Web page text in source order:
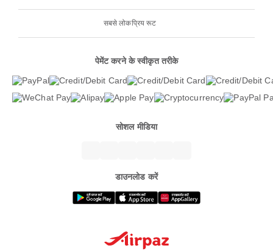
सबसे लोकप्रिय रूट
पेमेंट करने के स्वीकृत तरीके
सोशल मीडिया
डाउनलोड करें